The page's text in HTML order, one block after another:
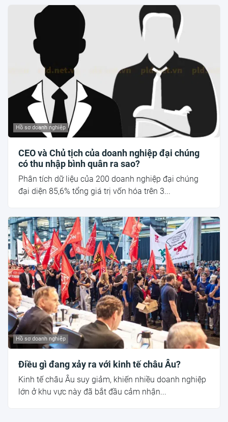
Hồ sơ doanh nghiệp
CEO và Chủ tịch của doanh nghiệp đại chúng
có thu nhập bình quân ra sao?
Phân tích dữ liệu của 200 doanh nghiệp đại chúng
đại diện 85,6% tổng giá trị vốn hóa trên 3...
Hồ sơ doanh nghiệp
Điều gì đang xảy ra với kinh tế châu Âu?
Kinh tế châu Âu suy giảm, khiến nhiều doanh nghiệp
lớn ở khu vực này đã bắt đầu cảm nhận...